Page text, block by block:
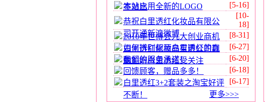
签对比
本站启用全新的LOGO
[5-16]
恭祝白里透红化妆品有限公
司开通新浪微博
[10-
18]
2010年世博会九大创业商机
白里透红化妆品有限公司靓
丽美妍白里透红受关注
[8-31]
如何辨别靓丽白里透红的真
伪？
[6-27]
我们的服务承诺！
[6-20]
回馈顾客，赠品多多！
[6-18]
白里透红3+2套装之淘宝好评
不断！
[6-17]
更多>>>